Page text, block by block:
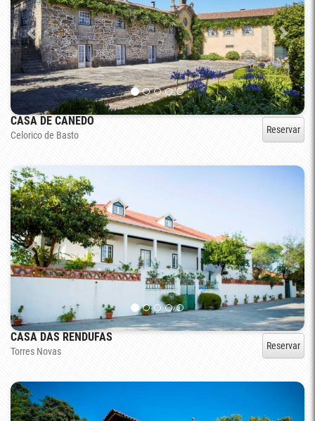
CASA DE CANEDO
Celorico de Basto Reservar
CASA DAS RENDUFAS
Torres Novas Reservar